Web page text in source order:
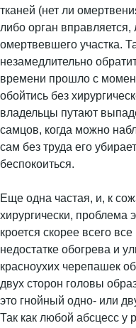
тканей (нет ли
либо орган
омертвевшего участка.
незамедлительно
времени прошло с
обойтись без
владельцы путают
самцов, когда можно
сам без труда его
беспокоиться.
Еще одна частая, и, к
хирургически, проблема
кроется скорее всего
недостатке обогрева и
красноухих черепашек
двух сторон головы
это гнойный одно- или
Так как любой абсцесс у